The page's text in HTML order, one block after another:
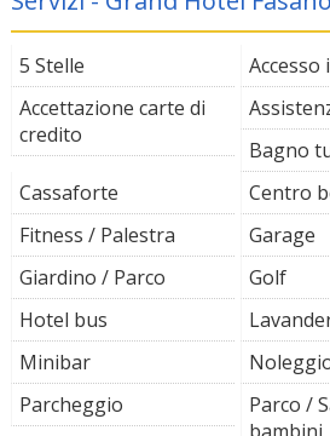
5 Stelle
Accettazione carte di
credito
Bagno
Cassaforte
Centro
Fitness / Palestra
Garage
Giardino / Parco
Golf
Hotel bus
Minibar
Parcheggio
Parco /
bambini